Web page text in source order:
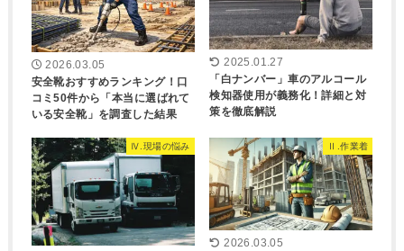
2026.03.05
安全靴おすすめランキング！口
コミ50件から「本当に選ばれて
いる安全靴」を調査した結果
2025.01.27
「白ナンバー」車のアルコール
検知器使用が義務化！詳細と対
策を徹底解説
Ⅳ.現場の悩み Ⅱ.作業着
2026.03.05